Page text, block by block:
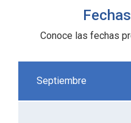
Conoce las fechas
Septiembre